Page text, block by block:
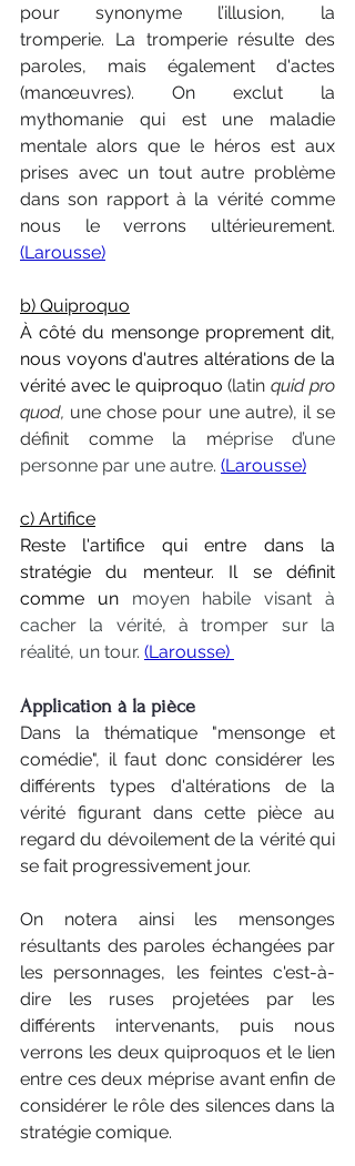
pour synonyme l’illusion, la
tromperie. La tromperie résulte des
paroles, mais également d'actes
(manœuvres). On exclut la
mythomanie qui est une maladie
mentale alors que le héros est aux
prises avec un tout autre problème
dans son rapport à la vérité comme
(Larousse)
b) Quiproquo
À côté du mensonge proprement dit,
nous voyons d'autres altérations de la
vérité avec le quiproquo (latin quid pro
quod, une chose pour une autre), il se
définit comme la méprise d’une
personne par une autre. (Larousse)
c) Artifice
Reste l'artifice qui entre dans la
stratégie du menteur. Il se définit
comme un moyen habile visant à
cacher la vérité, à tromper sur la
réalité, un tour. (Larousse)
Application à la pièce
Dans la thématique "mensonge et
comédie", il faut donc considérer les
différents types d'altérations de la
vérité figurant dans cette pièce au
regard du dévoilement de la vérité qui
se fait progressivement jour.
On notera ainsi les mensonges
résultants des paroles échangées par
les personnages, les feintes c'est-à-
dire les ruses projetées par les
différents intervenants, puis nous
verrons les deux quiproquos et le lien
entre ces deux méprise avant enfin de
considérer le rôle des silences dans la
stratégie comique.